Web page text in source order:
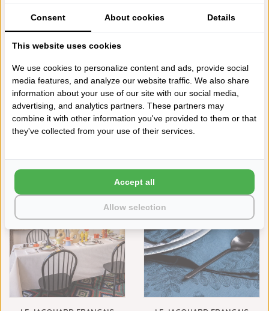
€149,00
Consent About cookies Details
This website uses cookies
We use cookies to personalize content and ads, provide social
media features, and analyze our website traffic. We also share
information about your use of our site with our social media,
advertising, and analytics partners. These partners may
combine it with other information you've provided to them or that
they've collected from your use of their services.
Allow selection
Accept all